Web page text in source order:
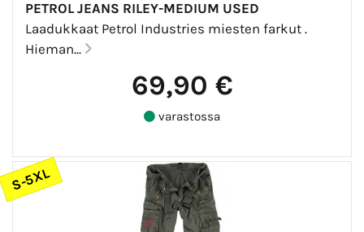
PETROL JEANS RILEY-MEDIUM USED
Laadukkaat Petrol Industries miesten farkut .
Hieman...
69,90 €
varastossa
S-5XL